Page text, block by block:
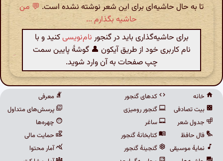
تا به حال حاشیه‌ای برای این شعر نوشته نشده است. 💬 من
حاشیه بگذارم ...
برای حاشیه‌گذاری باید در گنجور نام‌نویسیکنید و با
نام کاربری خود از طریق آیکون 👤 گوشهٔ پایین سمت
چپ صفحات به آن وارد شوید.
خانه
بیت تصادفی
جدول شعر
فال حافظ
نمایهٔ موسیقی
کدهای گنجور
گنجور رومیزی
ساغر
کتابخانهٔ گنجور
گنجینهٔ گنجور
معرفی
پرسش‌های متداول
چهره‌ها
حمایت مالی
آمار محتوا